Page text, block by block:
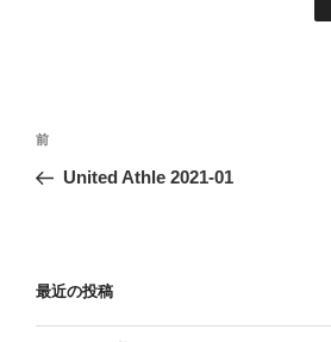
投
ナ
ー
シ
前
の
前
United Athle 2021-01
最近の投稿